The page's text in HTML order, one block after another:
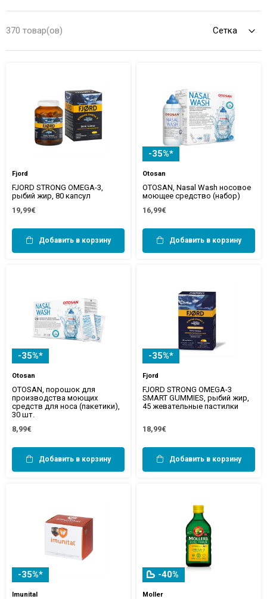
vitamīniem un minerālvielām līdz dabīgiem līdzekļiem, kas palīdz
saaukstēšanām. Parūpējieties par savu veselību laikus.
370 товар(ов)
Fjord
FJORD STRONG OMEGA-3,
рыбий жир, 80 капсул
19,99€
Добавить в корзину
-35%*
Otosan
OTOSAN, Nasal Wash носовое
моющее средство (набор)
16,99€
Добавить в корзину
-35%*
Otosan
OTOSAN, порошок для
производства моющих
средств для носа (пакетики),
30 шт.
8,99€
Добавить в корзину
-35%*
Fjord
FJORD STRONG OMEGA-3
SMART GUMMIES, рыбий жир,
45 жевательные пастилки
18,99€
Добавить в корзину
-35%*
Imunital
-40%
Moller